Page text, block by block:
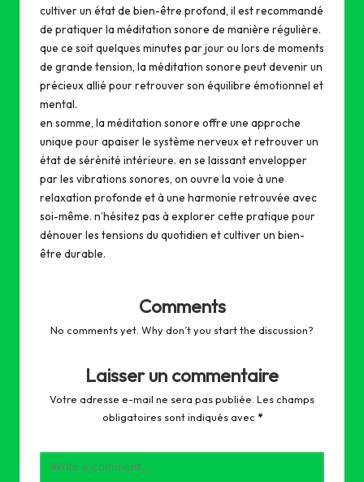
cultiver un état de bien-être profond, il est recommandé
de pratiquer la méditation sonore de manière régulière.
que ce soit quelques minutes par jour ou lors de moments
de grande tension, la méditation sonore peut devenir un
précieux allié pour retrouver son équilibre émotionnel et
mental.
en somme, la méditation sonore offre une approche
unique pour apaiser le système nerveux et retrouver un
état de sérénité intérieure. en se laissant envelopper
par les vibrations sonores, on ouvre la voie à une
relaxation profonde et à une harmonie retrouvée avec
soi-même. n’hésitez pas à explorer cette pratique pour
dénouer les tensions du quotidien et cultiver un bien-
être durable.
Comments
No comments yet. Why don’t you start the discussion?
Laisser un commentaire
Votre adresse e-mail ne sera pas publiée. Les champs
obligatoires sont indiqués avec *